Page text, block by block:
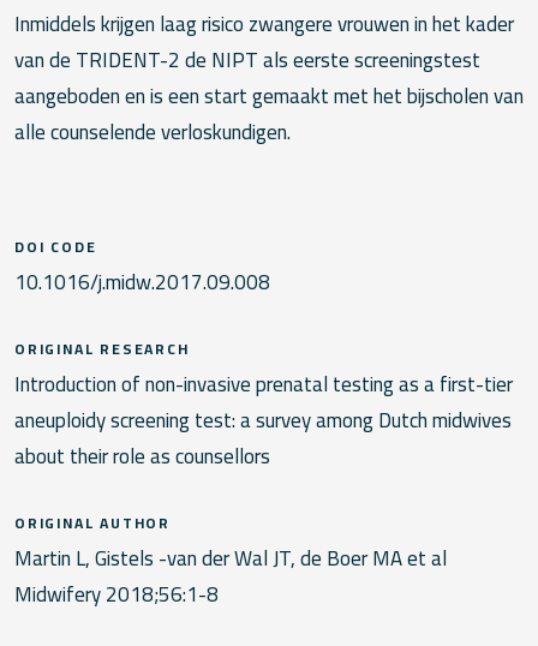
Inmiddels krijgen laag risico zwangere vrouwen in het kader
van de TRIDENT-2 de NIPT als eerste screeningstest
aangeboden en is een start gemaakt met het bijscholen van
alle counselende verloskundigen.
DOI CODE
10.1016/j.midw.2017.09.008
ORIGINAL RESEARCH
Introduction of non-invasive prenatal testing as a first-tier
aneuploidy screening test: a survey among Dutch midwives
about their role as counsellors
ORIGINAL AUTHOR
Martin L, Gistels -van der Wal JT, de Boer MA et al
Midwifery 2018;56:1-8